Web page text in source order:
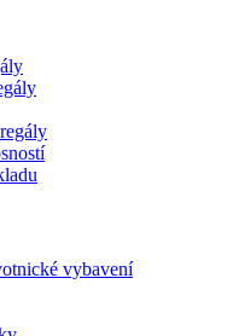
vybavení